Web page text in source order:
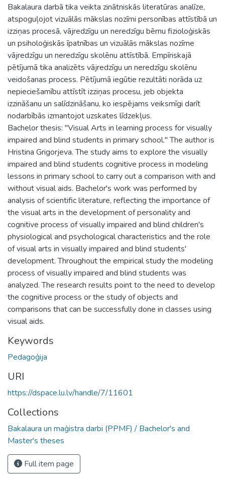
Bakalaura darbā tika veikta zinātniskās literatūras analīze,
atspoguļojot vizuālās mākslas nozīmi personības attīstībā un
izziņas procesā, vājredzīgu un neredzīgu bērnu fizioloģiskās
un psiholoģiskās īpatnības un vizuālās mākslas nozīme
vājredzīgu un neredzīgu skolēnu attīstībā. Empīriskajā
pētījumā tika analizēts vājredzīgu un neredzīgu skolēnu
veidošanas process. Pētījumā iegūtie rezultāti norāda uz
nepieciešamību attīstīt izziņas procesu, jeb objekta
izzināšanu un salīdzināšanu, ko iespējams veiksmīgi darīt
nodarbībās izmantojot uzskates līdzekļus.
Bachelor thesis: "Visual Arts in learning process for visually
impaired and blind students in primary school." The author is
Hristina Grigorjeva. The study aims to explore the visually
impaired and blind students cognitive process in modeling
lessons in primary school to carry out a comparison with and
without visual aids. Bachelor's work was performed by
analysis of scientific literature, reflecting the importance of
the visual arts in the development of personality and
cognitive process of visually impaired and blind children's
physiological and psychological characteristics and the role
of visual arts in visually impaired and blind students'
development. Throughout the empirical study the modeling
process of visually impaired and blind students was
analyzed. The research results point to the need to develop
the cognitive process or the study of objects and
comparisons that can be successfully done in classes using
visual aids.
Keywords
Pedagoģija
URI
https://dspace.lu.lv/handle/7/11601
Collections
Bakalaura un maģistra darbi (PPMF) / Bachelor's and
Master's theses
Full item page